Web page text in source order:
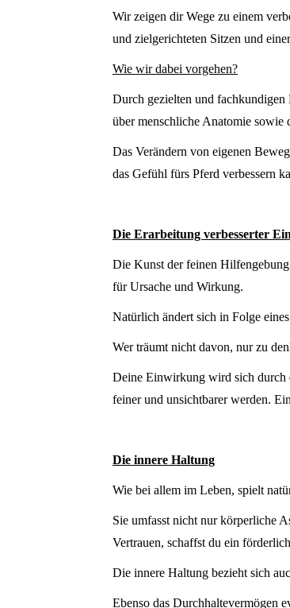
Wir zeigen dir Wege zu einem
und zielgerichteten Sitzen und
Wie wir dabei vorgehen?
Durch gezielten und fachkundigen
über menschliche Anatomie sowie
Das Verändern von eigenen
das Gefühl fürs Pferd verbessern
Die Erarbeitung verbesserter
Die Kunst der feinen Hilfengebung
für Ursache und Wirkung.
Natürlich ändert sich in Folge
Wer träumt nicht davon, nur zu
Deine Einwirkung wird sich durch
feiner und unsichtbarer werden.
Die innere Haltung
Wie bei allem im Leben, spielt
Sie umfasst nicht nur körperliche
Vertrauen, schaffst du ein
Die innere Haltung bezieht sich
Ebenso das Durchhaltevermögen